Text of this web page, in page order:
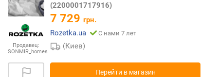
Продавец:
SONMIR_homes
(2200001717916)
7 729 грн.
Rozetka.ua
С нами 7 лет
(Киев)
Перейти в магазин